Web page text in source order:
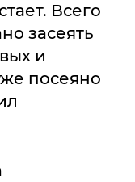
Всего
засеять
и
посеяно